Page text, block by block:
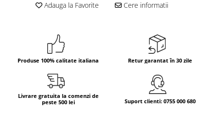
Apa italiana
Panettone cozonac italian,
Pandoro si Balocco
Produse de panificatie
Produse de patiserie
Adauga la Favorite Cere informatii
Produse 100% calitate italiana Retur garantat în 30 zile
Livrare gratuita la comenzi de
peste 500 lei
Suport clienti: 0755 000 680